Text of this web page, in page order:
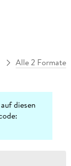
Alle 2 Formate
auf diesen